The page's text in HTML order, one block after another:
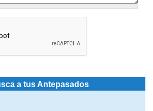
a tus Antepasados